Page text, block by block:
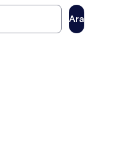
Ara